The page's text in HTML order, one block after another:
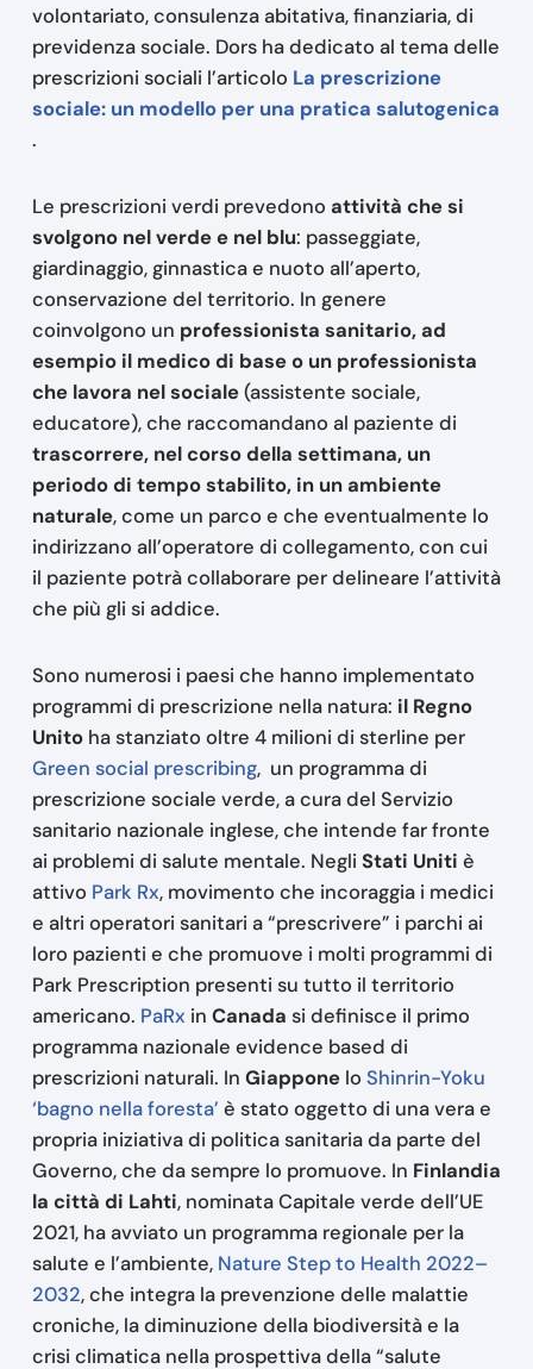
volontariato, consulenza abitativa, finanziaria, di
previdenza sociale. Dors ha dedicato al tema delle
prescrizioni sociali l’articolo La prescrizione
sociale: un modello per una pratica salutogenica
.
Le prescrizioni verdi prevedono attività che si
svolgono nel verde e nel blu: passeggiate,
giardinaggio, ginnastica e nuoto all’aperto,
conservazione del territorio. In genere
coinvolgono un professionista sanitario, ad
esempio il medico di base o un professionista
che lavora nel sociale(assistente sociale,
educatore), che raccomandano al paziente di
trascorrere, nel corso della settimana, un
periodo di tempo stabilito, in un ambiente
naturale, come un parco e che eventualmente lo
indirizzano all’operatore di collegamento, con cui
il paziente potrà collaborare per delineare l’attività
che più gli si addice.
Sono numerosi i paesi che hanno implementato
programmi di prescrizione nella natura: il Regno
Unitoha stanziato oltre 4 milioni di sterline per
Green social prescribing, un programma di
prescrizione sociale verde, a cura del Servizio
sanitario nazionale inglese, che intende far fronte
ai problemi di salute mentale. Negli Stati Uniti è
attivo Park Rx, movimento che incoraggia i medici
e altri operatori sanitari a “prescrivere” i parchi ai
loro pazienti e che promuove i molti programmi di
Park Prescription presenti su tutto il territorio
americano. PaRx in Canada si definisce il primo
programma nazionale evidence based di
prescrizioni naturali. In Giapponelo Shinrin-Yoku
‘bagno nella foresta’ è stato oggetto di una vera e
propria iniziativa di politica sanitaria da parte del
Governo, che da sempre lo promuove. In Finlandia
la città di Lahti, nominata Capitale verde dell’UE
2021, ha avviato un programma regionale per la
salute e l’ambiente, Nature Step to Health 2022–
2032, che integra la prevenzione delle malattie
croniche, la diminuzione della biodiversità e la
crisi climatica nella prospettiva della “salute